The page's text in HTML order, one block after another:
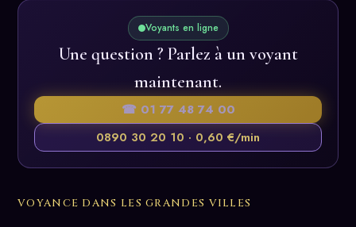
Voyants en ligne
Une question ? Parlez à un voyant
maintenant.
☎ 01 77 48 74 00
0890 30 20 10 · 0,60 €/min
VOYANCE DANS LES GRANDES VILLES